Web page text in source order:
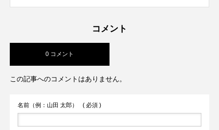
コメント
0 コメント
この記事へのコメントはありません。
名前（例：山田 太郎） ( 必須 )